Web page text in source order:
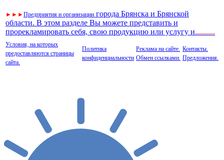
► ► ►Предприятия и организации города Брянска и Брянской
области. В этом разделе Вы можете представить и
прорекламировать себя, свою продукцию или услугу и..........
Условия, на которых
предоставляются страницы
сайта.
Политика
конфиденциальности
Реклама на сайте.
Обмен ссылками.
Контакты.
Предложения.